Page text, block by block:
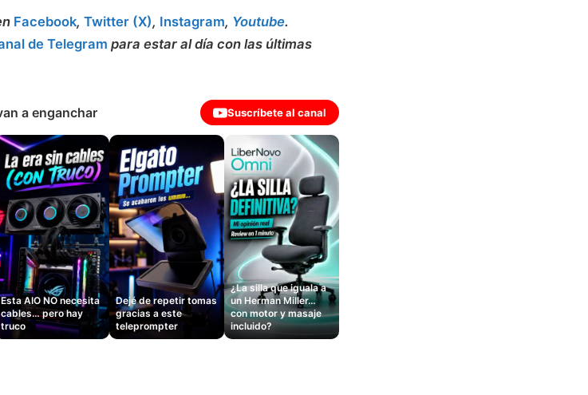
Facebook, Twitter (X), Instagram, Youtube.
de Telegram para estar al día con las últimas
a enganchar Suscríbete al canal
Esta AIO NO necesita
cables… pero hay
truco
Dejé de repetir tomas
gracias a este
teleprompter
¿La silla que iguala a
un Herman Miller…
con motor y masaje
incluido?